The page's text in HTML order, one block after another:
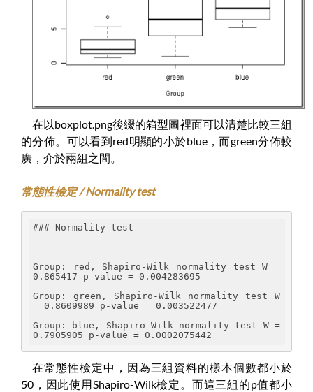
在以boxplot.png後綴的箱型圖裡面可以清楚比較三組
的分佈。可以看到red明顯的小於blue，而green分佈較
廣，介於兩組之間。
常態性檢定 / Normality test
### Normality test
Group: red, Shapiro-Wilk normality test W =
0.865417 p-value = 0.004283695
Group: green, Shapiro-Wilk normality test W
= 0.8609989 p-value = 0.003522477
Group: blue, Shapiro-Wilk normality test W =
0.7905905 p-value = 0.0002075442
在常態性檢定中，因為三組資料的樣本個數都小於
50，因此使用Shapiro-Wilk檢定。而這三組的p值都小